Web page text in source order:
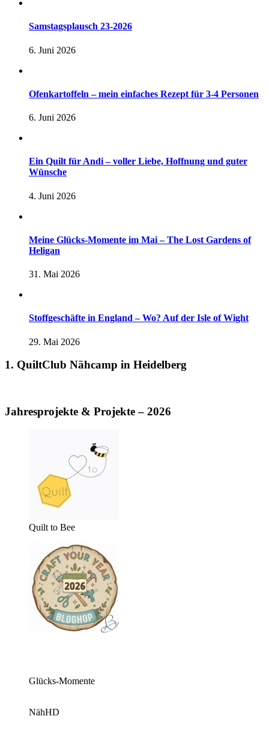
Samstagsplausch 23-2026
6. Juni 2026
Ofenkartoffeln – mein einfaches Rezept für 3-4 Personen
6. Juni 2026
Ein Quilt für Andi – voller Liebe, Hoffnung und guter
Wünsche
4. Juni 2026
Meine Glücks-Momente im Mai – The Lost Gardens of
Heligan
31. Mai 2026
Stoffgeschäfte in England – Wo? Auf der Isle of Wight
29. Mai 2026
1. QuiltClub Nähcamp in Heidelberg
Jahresprojekte & Projekte – 2026
Quilt to Bee
Glücks-Momente
NähHD